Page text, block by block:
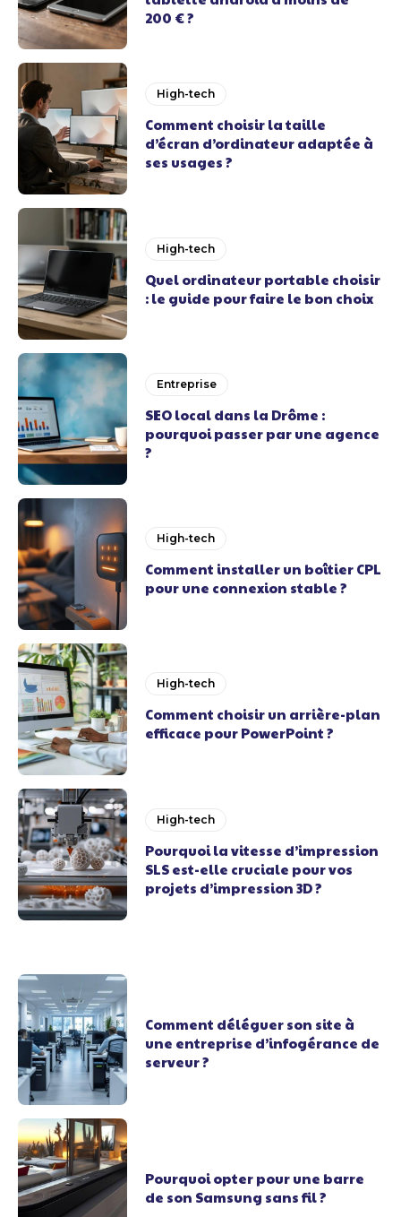
200 € ?
High-tech
Comment choisir la taille
d’écran d’ordinateur adaptée à
ses usages ?
High-tech
Quel ordinateur portable choisir
: le guide pour faire le bon choix
Entreprise
SEO local dans la Drôme :
pourquoi passer par une agence
?
High-tech
Comment installer un boîtier CPL
pour une connexion stable ?
High-tech
Comment choisir un arrière-plan
efficace pour PowerPoint ?
High-tech
Pourquoi la vitesse d’impression
SLS est-elle cruciale pour vos
projets d’impression 3D ?
Comment déléguer son site à
une entreprise d’infogérance de
serveur ?
Pourquoi opter pour une barre
de son Samsung sans fil ?